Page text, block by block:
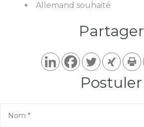
Allemand souhaité
Partager​
Postuler​